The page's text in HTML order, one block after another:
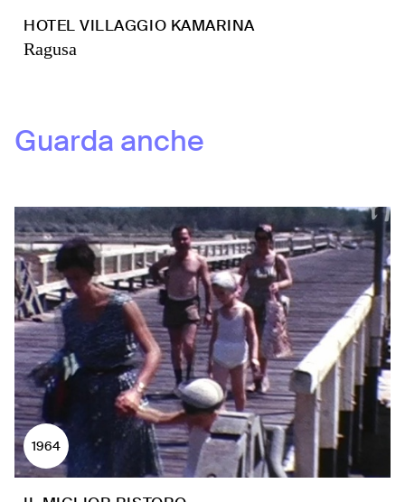
HOTEL VILLAGGIO KAMARINA
Ragusa
Guarda anche
1964